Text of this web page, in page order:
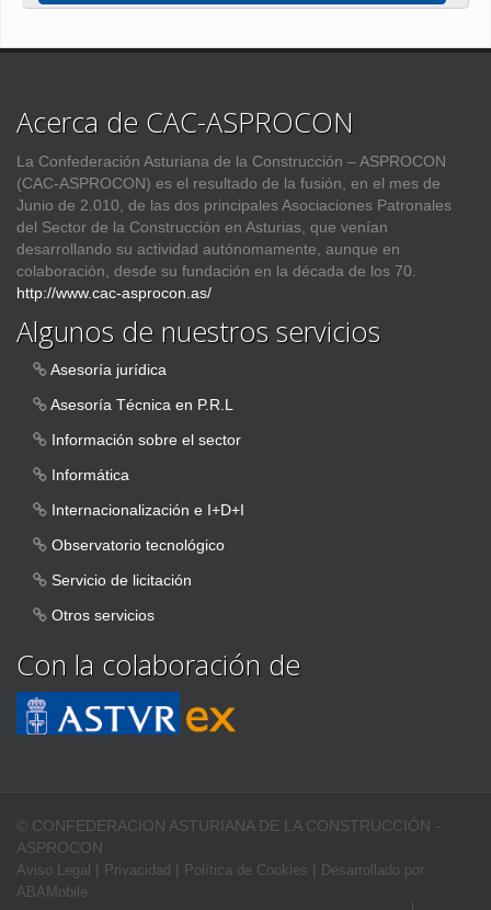
Acerca de CAC-ASPROCON
La Confederación Asturiana de la Construcción – ASPROCON
(CAC-ASPROCON) es el resultado de la fusión, en el mes de
Junio de 2.010, de las dos principales Asociaciones Patronales
del Sector de la Construcción en Asturias, que venían
desarrollando su actividad autónomamente, aunque en
colaboración, desde su fundación en la década de los 70.
http://www.cac-asprocon.as/
Algunos de nuestros servicios
Asesoría jurídica
Asesoría Técnica en P.R.L
Información sobre el sector
Informática
Internacionalización e I+D+I
Observatorio tecnológico
Servicio de licitación
Otros servicios
Con la colaboración de
© CONFEDERACION ASTURIANA DE LA CONSTRUCCIÓN -
ASPROCON
Aviso Legal | Privacidad | Política de Cookies | Desarrollado por
ABAMobile